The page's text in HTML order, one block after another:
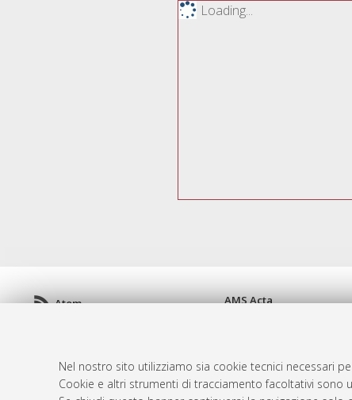
Nel nostro sito utilizziamo sia cookie tecnici necessari
Cookie e altri strumenti di tracciamento facoltativi sono
Loading...
Atom
AMS Acta
doi.org/
Servizio implementato e
Impostazioni Cookie